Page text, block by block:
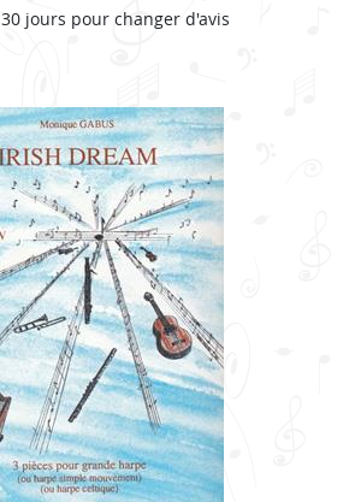
30 jours pour changer d'avis